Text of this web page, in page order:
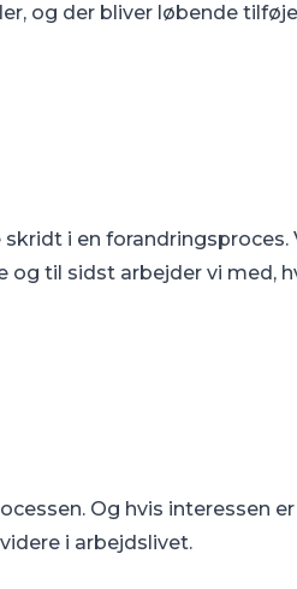
og der bliver løbende
i en forandringsproces.
til sidst arbejder vi med,
Og hvis interessen er
i arbejdslivet.